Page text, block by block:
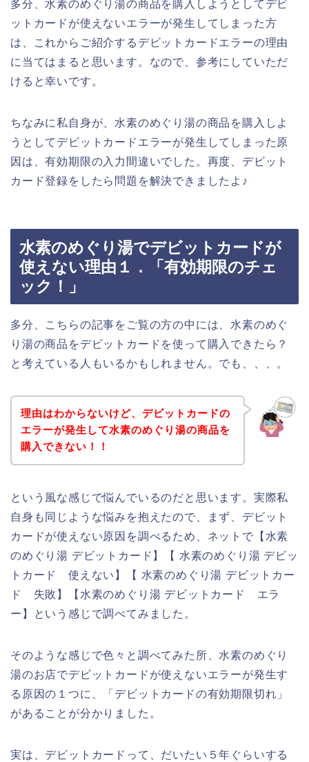
多分、水素のめぐり湯の商品を購入しようとしてデビ
ットカードが使えないエラーが発生してしまった方
は、これからご紹介するデビットカードエラーの理由
に当てはまると思います。なので、参考にしていただ
けると幸いです。
ちなみに私自身が、水素のめぐり湯の商品を購入しよ
うとしてデビットカードエラーが発生してしまった原
因は、有効期限の入力間違いでした。再度、デビット
カード登録をしたら問題を解決できましたよ♪
水素のめぐり湯でデビットカードが
使えない理由１．「有効期限のチェ
ック！」
多分、こちらの記事をご覧の方の中には、水素のめぐ
り湯の商品をデビットカードを使って購入できたら？
と考えている人もいるかもしれません。でも、、、。
理由はわからないけど、デビットカードの
エラーが発生して水素のめぐり湯の商品を
購入できない！！
という風な感じで悩んでいるのだと思います。実際私
自身も同じような悩みを抱えたので、まず、デビット
カードが使えない原因を調べるため、ネットで【水素
のめぐり湯 デビットカード】【 水素のめぐり湯 デビッ
トカード 使えない】【 水素のめぐり湯 デビットカー
ド 失敗】【水素のめぐり湯 デビットカード エラ
ー】という感じで調べてみました。
そのような感じで色々と調べてみた所、水素のめぐり
湯のお店でデビットカードが使えないエラーが発生す
る原因の１つに、「デビットカードの有効期限切れ」
があることが分かりました。
実は、デビットカードって、だいたい５年ぐらいする